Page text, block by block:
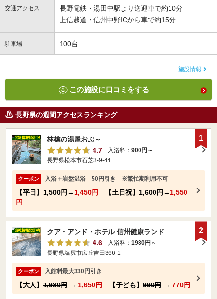
交通アクセス
長野電鉄・湯田中駅より送迎車で約10分
上信越道・信州中野ICから車で約15分
駐車場 100台
施設情報
この施設に口コミをする
長野県の週間アクセスランキング
林檎の湯屋おぶ～
4.7
入浴料： 900円～
長野県松本市石芝3-9-44
クーポン 入浴＋岩盤温浴 50円引き ※繁忙期利用不可
【平日】 1,500円→ 1,450円 【土日祝】 1,600円→ 1,550
円
1
クア・アンド・ホテル 信州健康ランド
4.6
入浴料： 1980円～
長野県塩尻市広丘吉田366-1
クーポン 入館料最大330円引き
【大人】 1,980円 → 1,650円 【子ども】 990円 → 770円
2